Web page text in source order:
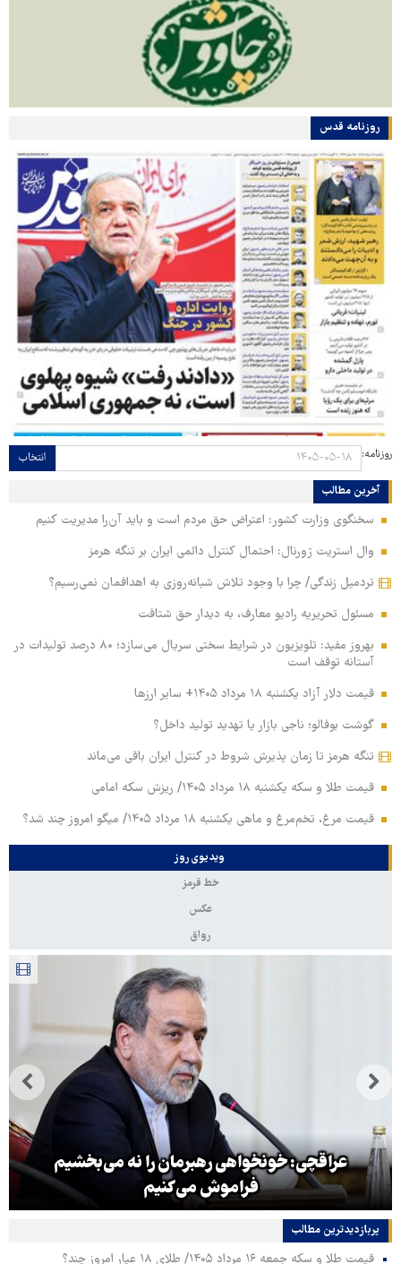
روزنامه قدس
روزنامه: انتخاب
آخرین مطالب
سخنگوی وزارت کشور: اعتراض حق مردم است و باید آن‌را مدیریت کنیم
وال استریت ژورنال: احتمال کنترل دائمی ایران بر تنگه هرمز
تردمیل زندگی/ چرا با وجود تلاش شبانه‌روزی به اهدافمان نمی‌رسیم؟
مسئول تحریریه رادیو معارف، به دیدار حق شتافت
بهروز مفید: تلویزیون در شرایط سختی سریال می‌سازد؛ ۸۰ درصد تولیدات در
آستانه توقف است
قیمت دلار آزاد یکشنبه ۱۸ مرداد ۱۴۰۵+ سایر ارزها
گوشت بوفالو؛ ناجی بازار یا تهدید تولید داخل؟
تنگه هرمز تا زمان پذیرش شروط در کنترل ایران باقی می‌ماند
قیمت طلا و سکه یکشنبه ۱۸ مرداد ۱۴۰۵/ ریزش سکه امامی
قیمت مرغ، تخم‌مرغ و ماهی یکشنبه ۱۸ مرداد ۱۴۰۵/ میگو امروز چند شد؟
ویدیوی روز
خط قرمز
عکس
رواق
عراقچی: خونخواهی رهبرمان را نه می‌بخشیم
فراموش می‌کنیم
پربازدیدترین‌ مطالب
قیمت طلا و سکه جمعه ۱۶ مرداد ۱۴۰۵/ طلای ۱۸ عیار امروز چند؟